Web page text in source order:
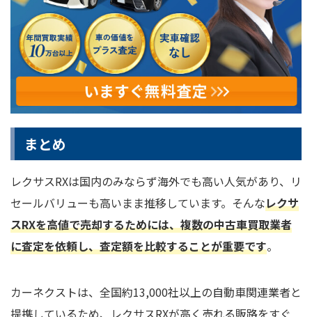
まとめ
レクサスRXは国内のみならず海外でも高い人気があり、リ
セールバリューも高いまま推移しています。そんなレクサ
スRXを高値で売却するためには、複数の中古車買取業者
に査定を依頼し、査定額を比較することが重要です。
カーネクストは、全国約13,000社以上の自動車関連業者と
提携しているため、レクサスRXが高く売れる販路をすぐ